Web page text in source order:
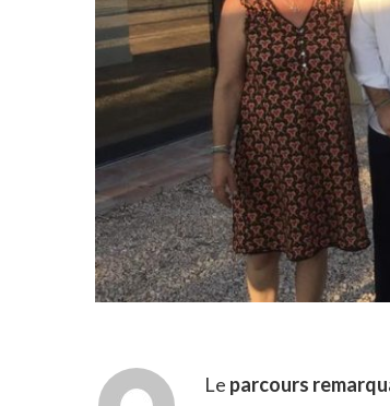
Le parcours